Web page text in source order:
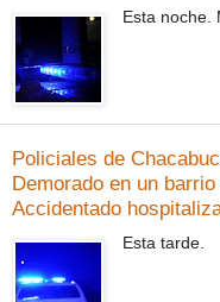
Esta noche.
Policiales de
Demorado en un barrio
Accidentado
Esta tarde.